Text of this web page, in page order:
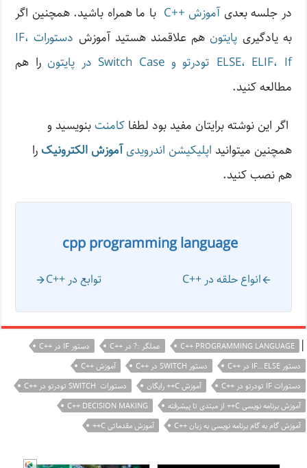
در جلسه بعدیآموزش ++C
با ما همراه باشید. همچنین اگر
به یادگیری پایتون هم علاقمند هستید آموزش
دستورات IF،
ELSE، ELIF، If تودرتو و Switch Case در پایتون
را هم
مطالعه کنید.
اگر این نوشته‌ برایتان مفید بود لطفاکامنت بنویسید و
همچنین میتوانید اپلیکیشن اندرویدیآموزش الکترونیک را
هم نصب کنید.
cpp programming language
انواع حلقه در ++C توابع در ++C
|
C++ PROGRAMMING LANGUAGE عملگر :? در ++C
دستور IF در ++C
دستور IF…ELSE در ++C
دستور SWITCH در ++C
آموزش ++C
دستورات IF تودرتو در ++C
آموزش C++ رایگان
دستورات SWITCH تودرتو در ++C
آموزش برنامه نویسی C++ از مبتدی تا پیشرفته
C++ DECISION MAKING
آموزش گام به گام برنامه نویسی به زبان ++C
آموزش مقدماتی C++